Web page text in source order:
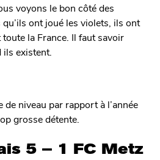
voyons le bon côté des
ont joué les violets, ils ont
la France. Il faut savoir
existent.
de niveau par rapport à l’année
grosse détente.
5 – 1 FC Metz